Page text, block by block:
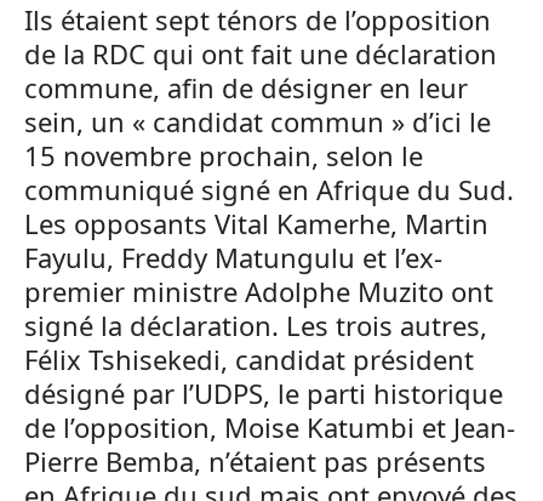
Ils étaient sept ténors de l’opposition
de la RDC qui ont fait une déclaration
commune, afin de désigner en leur
sein, un « candidat commun » d’ici le
15 novembre prochain, selon le
communiqué signé en Afrique du Sud.
Les opposants Vital Kamerhe, Martin
Fayulu, Freddy Matungulu et l’ex-
premier ministre Adolphe Muzito ont
signé la déclaration. Les trois autres,
Félix Tshisekedi, candidat président
désigné par l’UDPS, le parti historique
de l’opposition, Moise Katumbi et Jean-
Pierre Bemba, n’étaient pas présents